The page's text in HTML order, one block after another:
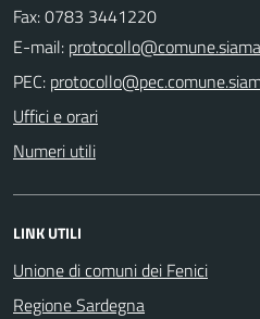
Fax: 0783 3441220
E-mail:
PEC:
Uffici e orari
Numeri utili
LINK UTILI
Unione di comuni dei Fenici
Regione Sardegna